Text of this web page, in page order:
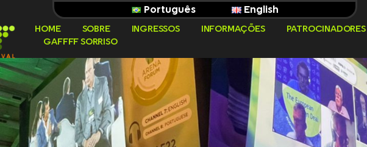
Português English
HOME SOBRE INGRESSOS INFORMAÇÕES PATROCINADORES
GAFFFF SORRISO